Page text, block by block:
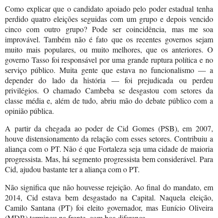
Como explicar que o candidato apoiado pelo poder estadual tenha
perdido quatro eleições seguidas com um grupo e depois vencido
cinco com outro grupo? Pode ser coincidência, mas me soa
improvável. Também não é fato que os recentes governos sejam
muito mais populares, ou muito melhores, que os anteriores. O
governo Tasso foi responsável por uma grande ruptura política e no
serviço público. Muita gente que estava no funcionalismo — a
depender do lado da história — foi prejudicada ou perdeu
privilégios. O chamado Cambeba se desgastou com setores da
classe média e, além de tudo, abriu mão do debate público com a
opinião pública.
A partir da chegada ao poder de Cid Gomes (PSB), em 2007,
houve distensionamento da relação com esses setores. Contribuiu a
aliança com o PT. Não é que Fortaleza seja uma cidade de maioria
progressista. Mas, há segmento progressista bem considerável. Para
Cid, ajudou bastante ter a aliança com o PT.
Não significa que não houvesse rejeição. Ao final do mandato, em
2014, Cid estava bem desgastado na Capital. Naquela eleição,
Camilo Santana (PT) foi eleito governador, mas Eunício Oliveira